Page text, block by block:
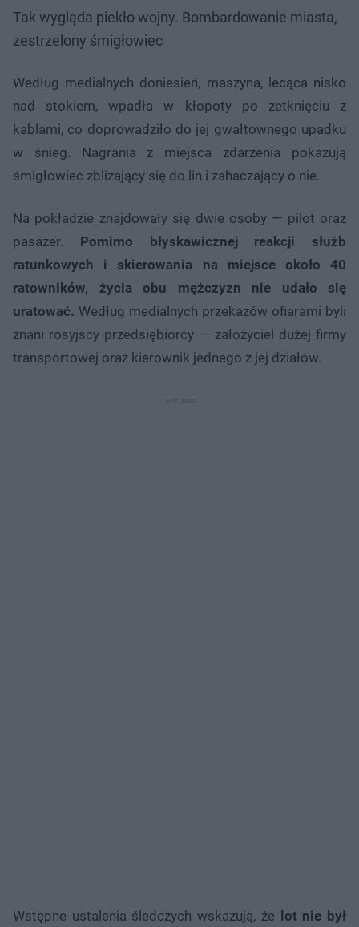
Tak wygląda piekło wojny. Bombardowanie miasta,
zestrzelony śmigłowiec
Według medialnych doniesień, maszyna, lecąca nisko
nad stokiem, wpadła w kłopoty po zetknięciu z
kablami, co doprowadziło do jej gwałtownego upadku
w śnieg. Nagrania z miejsca zdarzenia pokazują
śmigłowiec zbliżający się do lin i zahaczający o nie.
Na pokładzie znajdowały się dwie osoby — pilot oraz
pasażer. Pomimo błyskawicznej reakcji służb
ratunkowych i skierowania na miejsce około 40
ratowników, życia obu mężczyzn nie udało się
uratować. Według medialnych przekazów ofiarami byli
znani rosyjscy przedsiębiorcy — założyciel dużej firmy
transportowej oraz kierownik jednego z jej działów.
Wstępne ustalenia śledczych wskazują, że lot nie był